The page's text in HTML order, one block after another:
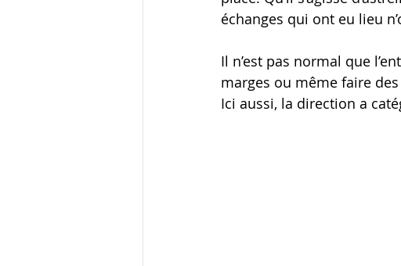
échanges qui ont eu lieu
Il n’est pas normal que
marges ou même faire
Ici aussi, la direction a